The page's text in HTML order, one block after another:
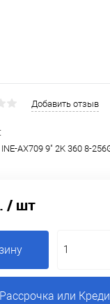
Добавить отзыв
AX709 9" 2K 360 8-
/ шт
Рассрочка или